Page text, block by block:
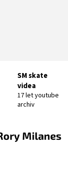
SM skate
videa
17 let youtube
archiv
Milanes